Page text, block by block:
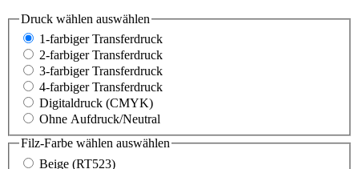
Druck wählen auswählen
1-farbiger Transferdruck
2-farbiger Transferdruck
3-farbiger Transferdruck
4-farbiger Transferdruck
Digitaldruck (CMYK)
Ohne Aufdruck/Neutral
Filz-Farbe wählen auswählen
Beige (RT523)